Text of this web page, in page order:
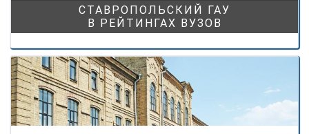
СТАВРОПОЛЬСКИЙ ГАУ
В РЕЙТИНГАХ ВУЗОВ